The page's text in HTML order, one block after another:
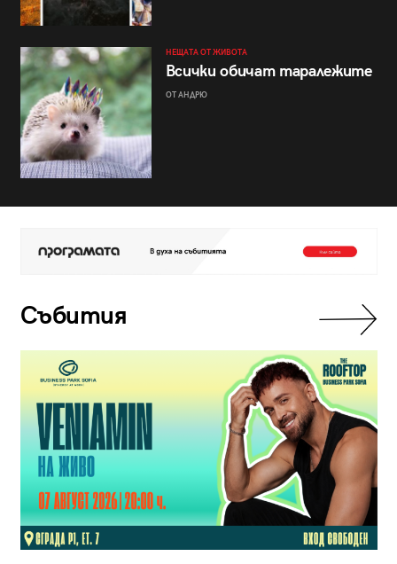
НЕЩАТА ОТ ЖИВОТА
Всички обичат таралежите
ОТ АНДРЮ
Събития